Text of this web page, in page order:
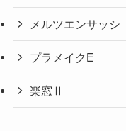
メルツエンサッシ
プラメイクE
楽窓Ⅱ